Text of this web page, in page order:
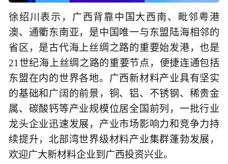
徐绍川表示，广西背靠中国大西南、毗邻粤港
澳、通衢东南亚，是中国唯一与东盟陆海相邻的
省区，是古代海上丝绸之路的重要始发港，也是
21世纪海上丝绸之路的重要节点，便捷连通包括
东盟在内的世界各地。广西新材料产业具有坚实
的基础和广阔的前景，铜、铝、不锈钢、稀贵金
属、碳酸钙等产业规模位居全国前列，一批行业
龙头企业迅速发展，产业市场影响力和竞争力持
续提升，北部湾世界级材料产业集群蓬勃发展，
欢迎广大新材料企业到广西投资兴业。